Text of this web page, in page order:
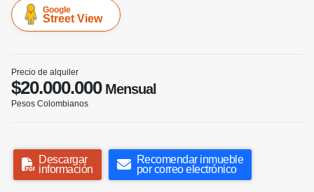
Google
Street View
Precio de alquiler
$20.000.000Mensual
Pesos Colombianos
Descargar
información
Recomendar inmueble
por correo electrónico